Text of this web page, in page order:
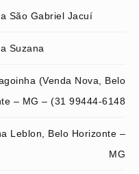
São Gabriel Jacuí
Suzana
(Venda Nova, Belo
– MG – (31 99444-6148
Leblon, Belo Horizonte –
MG